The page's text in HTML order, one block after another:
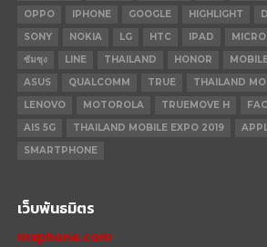
OPPO
IPHONE GOOGLE HIGHLIGHT
SONY
NOKIA LG HTC IPAD
ซัมซุง
LINE THAILAND HONOR
ASUS
QUALCOMM TRUE THAILAND
LENOVO
MOTOROLA TRUEMOVE H
AIS 5G
THAILAND MOBILE EXPO 2019
SMARTPHONE
เว็บพันธมิตร
mxphone.com